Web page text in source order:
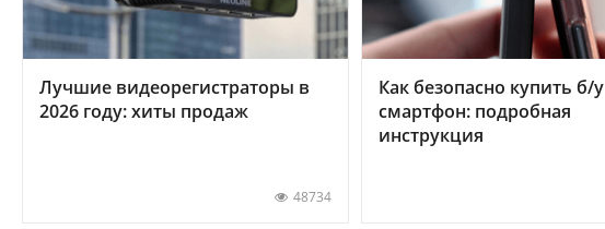
Лучшие видеорегистраторы в
2026 году: хиты продаж
48734
Как безопасно купить б/у
смартфон: подробная
инструкция